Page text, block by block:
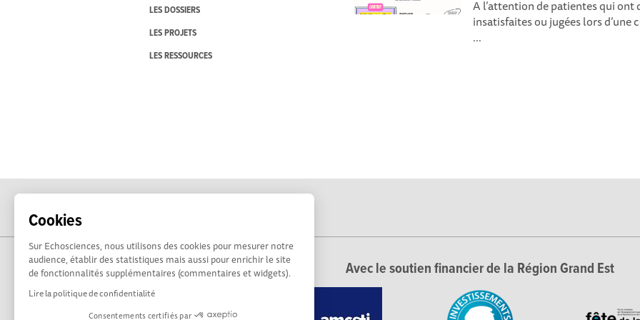
Cookies
Sur Echosciences, nous utilisons des cookies pour mesurer notre
audience, établir des statistiques mais aussi pour enrichir le site
de fonctionnalités supplémentaires (commentaires et widgets).
Lire la politique de confidentialité
Consentements certifiés par
LES DOSSIERS
LES PROJETS
LES RESSOURCES
A l’attention de patientes qui ont
insatisfaites ou jugées lors
...
Avec le soutien financier de la Région Grand Est